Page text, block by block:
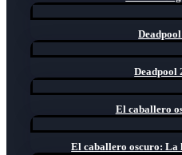
Deadpool
El caballero
El caballero oscuro: La